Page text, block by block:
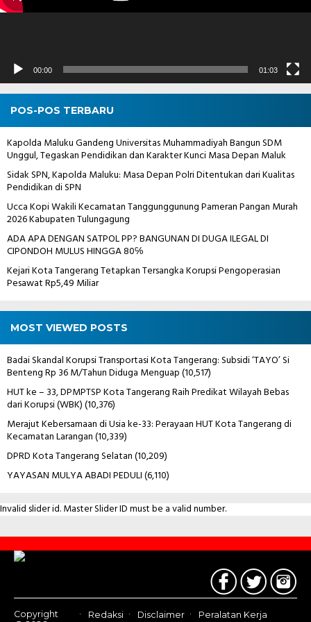
00:00 01:03
POS-POS TERBARU
Kapolda Maluku Gandeng Universitas Muhammadiyah Bangun SDM
Unggul, Tegaskan Pendidikan dan Karakter Kunci Masa Depan Maluk
Sidak SPN, Kapolda Maluku: Masa Depan Polri Ditentukan dari Kualitas
Pendidikan di SPN
Ucca Kopi Wakili Kecamatan Tanggunggunung Pameran Pangan Murah
2026 Kabupaten Tulungagung
ADA APA DENGAN SATPOL PP? BANGUNAN DI DUGA ILEGAL DI
CIPONDOH MULUS HINGGA 80℅
Kejari Kota Tangerang Tetapkan Tersangka Korupsi Pengoperasian
Pesawat Rp5,49 Miliar
MOST VIEWED POSTS
Badai Skandal Korupsi Transportasi Kota Tangerang: Subsidi ‘TAYO’ Si
Benteng Rp 36 M/Tahun Diduga Menguap(10,517)
HUT ke – 33, DPMPTSP Kota Tangerang Raih Predikat Wilayah Bebas
dari Korupsi (WBK)(10,376)
Merajut Kebersamaan di Usia ke-33: Perayaan HUT Kota Tangerang di
Kecamatan Larangan(10,339)
DPRD Kota Tangerang Selatan(10,209)
YAYASAN MULYA ABADI PEDULI(6,110)
Invalid slider id. Master Slider ID must be a valid number.
Contact
Us
Copyright
Redaksi Disclaimer Peralatan Kerja